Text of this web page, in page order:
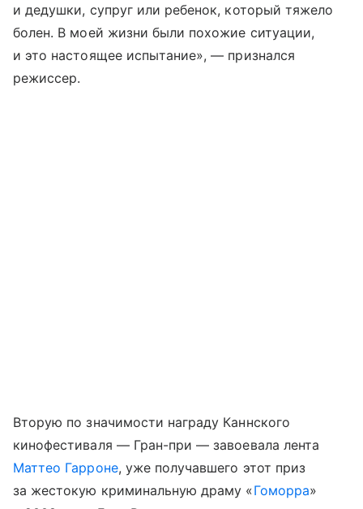
и дедушки, супруг или ребенок, который тяжело
болен. В моей жизни были похожие ситуации,
и это настоящее испытание», — признался
режиссер.
Вторую по значимости награду Каннского
кинофестиваля — Гран-при — завоевала лента
Маттео Гарроне, уже получавшего этот приз
за жестокую криминальную драму «Гоморра»